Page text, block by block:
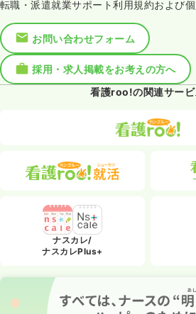
転職・派遣就業サポート利用規約および
お問い合わせフォーム
採用・求人掲載をお考えの方へ
看護roo!の関連サービ
ナスカレ/
ナスカレPlus+